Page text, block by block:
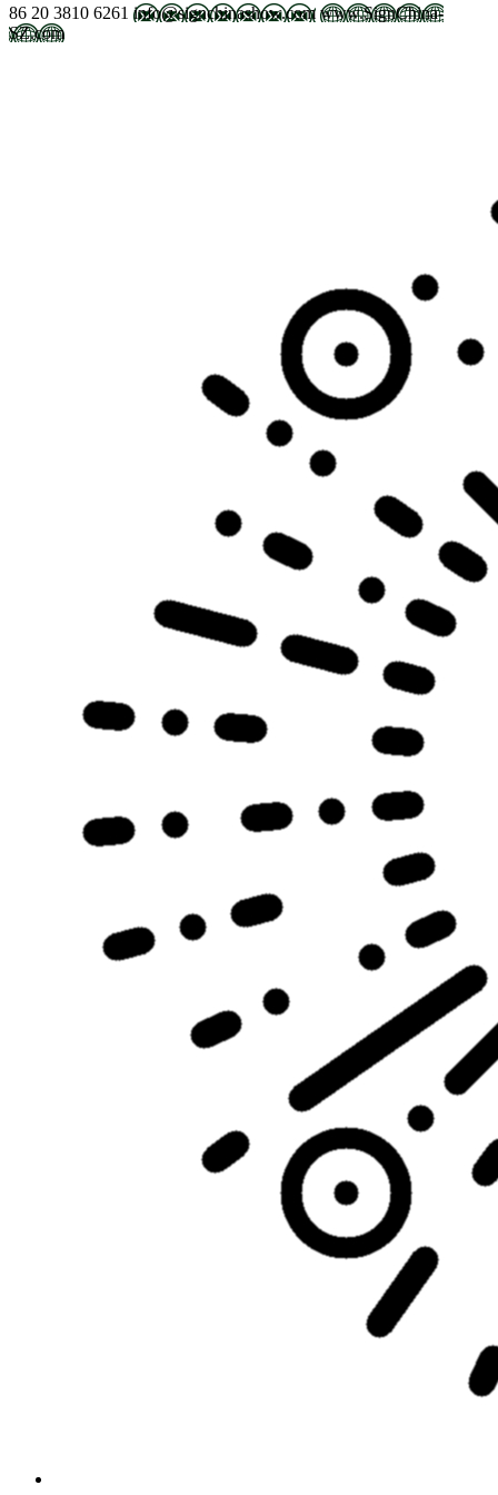
86 20 3810 6261 info@signchinashow.com www.SignChina-
SZ.com